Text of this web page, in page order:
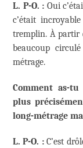
L. P-O. : Oui
c’était
tremplin. À partir
beaucoup
métrage.
Comment as-
plus
long-métrage
L. P-O. :C’est